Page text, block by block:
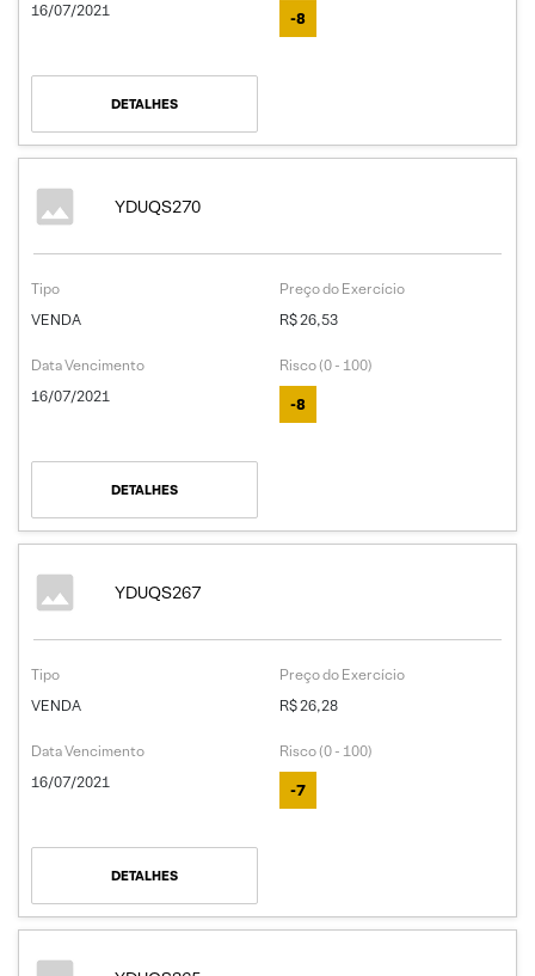
16/07/2021
-8
DETALHES
YDUQS270
Tipo
VENDA
Preço do Exercício
R$ 26,53
Data Vencimento
16/07/2021
Risco (0 - 100)
-8
DETALHES
YDUQS267
Tipo
VENDA
Preço do Exercício
R$ 26,28
Data Vencimento
16/07/2021
Risco (0 - 100)
-7
DETALHES